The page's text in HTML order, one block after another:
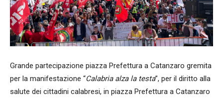
Grande partecipazione piazza Prefettura a Catanzaro gremita
per la manifestazione “Calabria alza la testa”, per il diritto alla
salute dei cittadini calabresi, in piazza Prefettura a Catanzaro